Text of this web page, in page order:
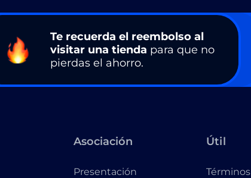
Te recuerda el reembolso al
visitar una tienda para que no
pierdas el ahorro.
Asociación
Presentación
Útil